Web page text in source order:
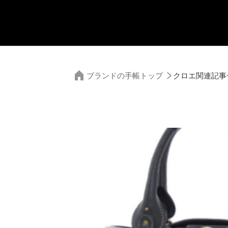
ブランドの手帳トップ クロエ関連記